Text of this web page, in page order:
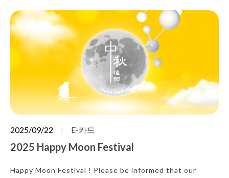
2025/09/22 E-카드
2025 Happy Moon Festival
Happy Moon Festival ! Please be informed that our